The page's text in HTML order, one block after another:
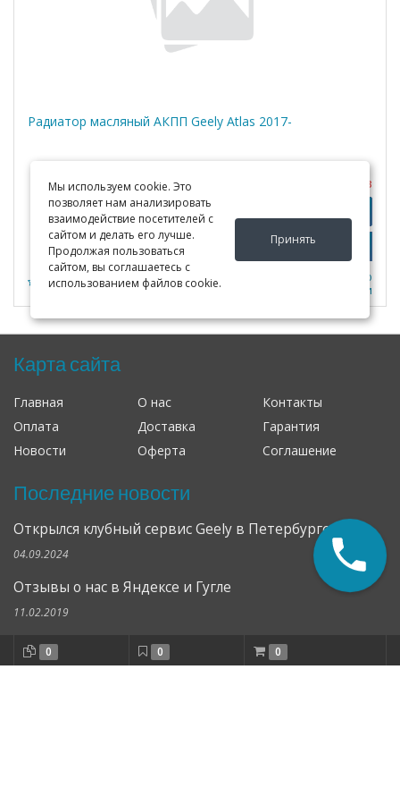
Мы используем cookie. Это
позволяет нам анализировать
взаимодействие посетителей с
сайтом и делать его лучше.
Продолжая пользоваться
сайтом, вы соглашаетесь с
использованием файлов cookie.
Принять
Радиатор масляный АКПП Geely Atlas 2017-
0
Под заказ
В закладки
К сравнению
Узнать цены
Карта сайта
Главная О нас
Контакты
Оплата
Доставка
Гарантия
Новости
Оферта Соглашение
Последние новости
Открылся клубный сервис Geely в Петербурге
04.09.2024
Отзывы о нас в Яндексе и Гугле
11.02.2019
Все новости
0 0 0